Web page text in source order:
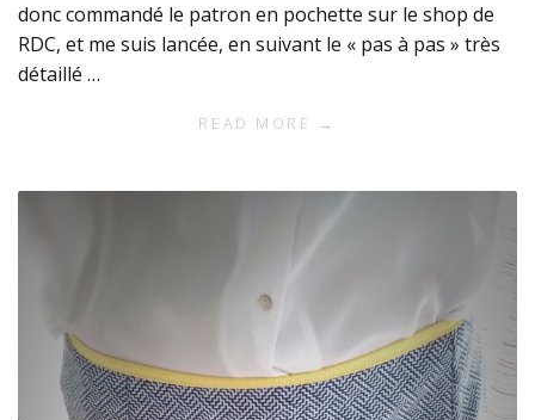
donc commandé le patron en pochette sur le shop de
RDC, et me suis lancée, en suivant le « pas à pas » très
détaillé …
READ MORE →